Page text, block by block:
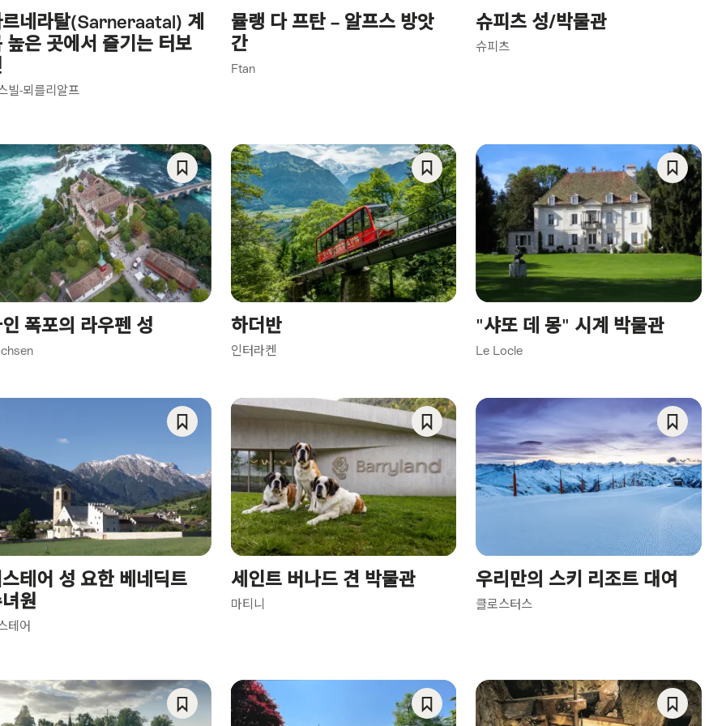
네라탈(Sarneraatal) 계
높은 곳에서 즐기는 터보
빌-뫼를리알프
뮬랭 다 프탄 – 알프스 방앗
간
Ftan
슈피츠 성/박물관
슈피츠
폭포의 라우펜 성
Save
As
Favorite
하더반
인터라켄
Save
As
Favorite
"샤또 데 몽" 시계 박물관
Le Locle
Save
As
Favorite
테어 성 요한 베네딕트
원
테어
As
Favorite
세인트 버나드 견 박물관
마티니
Save
As
Favorite
우리만의 스키 리조트 대여
클로스터스
Save
As
Favorite